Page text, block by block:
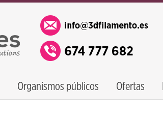
Organismos públicos Ofertas